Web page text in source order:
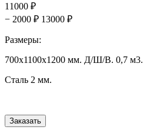
11000 ₽
− 2000 ₽ 13000 ₽
Размеры:
700х1100х1200 мм. Д/Ш/В. 0,7 м3.
Сталь 2 мм.